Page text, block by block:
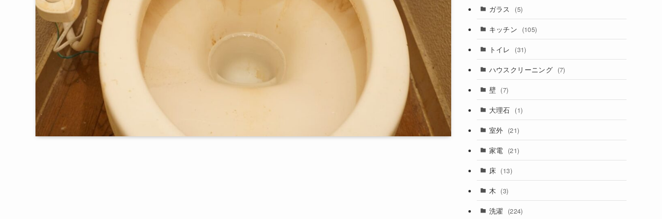
ガラス (5)
キッチン (105)
トイレ (31)
ハウスクリーニング (7)
壁 (7)
大理石 (1)
室外 (21)
家電 (21)
床 (13)
木 (3)
洗濯 (224)